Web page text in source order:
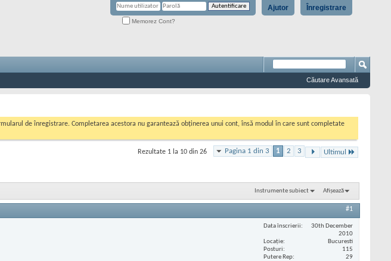
Înregistrare
Ajutor
Memorez Cont?
Căutare Avansată
de înregistrare. Completarea acestora nu garantează obținerea unui cont, însă modul în care sunt completate
Pagina 1 din 3 1 2 3 Ultimul
Rezultate 1 la 10 din 26
Instrumente subiect Afișează
#1
Data înscrierii
30th December
2010
Locaţie
Bucuresti
Posturi
115
Putere Rep
29